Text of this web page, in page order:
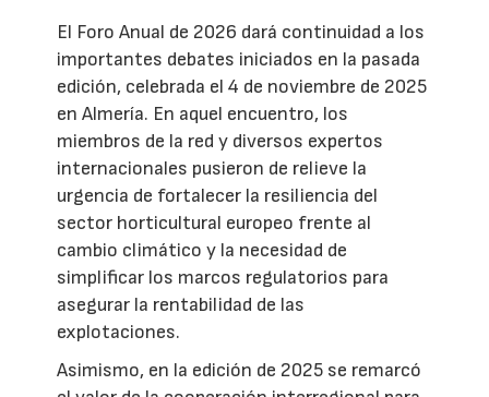
El Foro Anual de 2026 dará continuidad a los
importantes debates iniciados en la pasada
edición, celebrada el 4 de noviembre de 2025
en Almería. En aquel encuentro, los
miembros de la red y diversos expertos
internacionales pusieron de relieve la
urgencia de fortalecer la resiliencia del
sector horticultural europeo frente al
cambio climático y la necesidad de
simplificar los marcos regulatorios para
asegurar la rentabilidad de las
explotaciones.
Asimismo, en la edición de 2025 se remarcó